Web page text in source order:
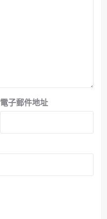
電子郵件地址